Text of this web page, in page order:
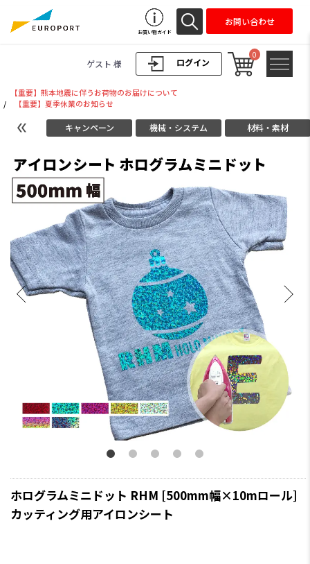
ログイン
ゲスト 様
0
お買い物ガイド
お問い合わせ
【重要】熊本地震に伴うお荷物のお届けについて
/
【重要】夏季休業のお知らせ
キャンペーン 機械・システム 材料・素材
ホログラムミニドット RHM [500mm幅×10mロール]
カッティング用アイロンシート